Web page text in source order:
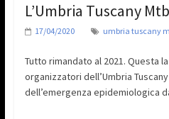
L’Umbria Tuscany
17/04/2020 umbria tuscany
Tutto rimandato al 2021. Questa
organizzatori dell’Umbria
dell’emergenza epidemiologica